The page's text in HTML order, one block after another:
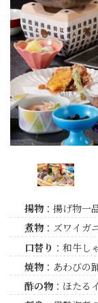
揚物：揚げ物一
煮物：ズワイガ
口替り ：和牛し
焼物：あわびの
酢の物：ほたる